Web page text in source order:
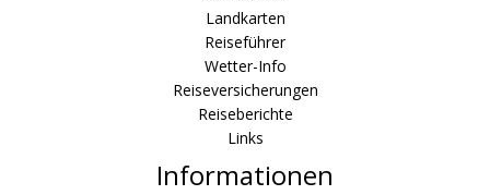
Landkarten
Reiseführer
Wetter-Info
Reiseversicherungen
Reiseberichte
Links
Informationen